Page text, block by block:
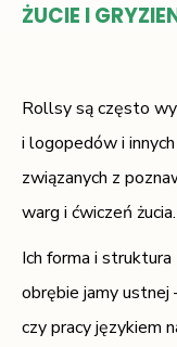
ŻUCIE I
Rollsy są często
i logopedów i
związanych z
warg i ćwiczeń żucia.
Ich forma i
obrębie jamy ustnej
czy pracy językiem